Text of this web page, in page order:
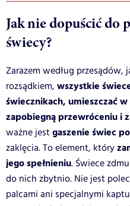
Jak nie dopuścić do
świecy?
Zarazem według przesądów,
rozsądkiem, wszystkie
świecznikach, umieszczać
zapobiegną przewróceniu i
ważne jestgaszenie świec
zaklęcia. To element, który
jego spełnieniu. Świece
do nich zbytnio. Nie jest
palcami ani specjalnymi